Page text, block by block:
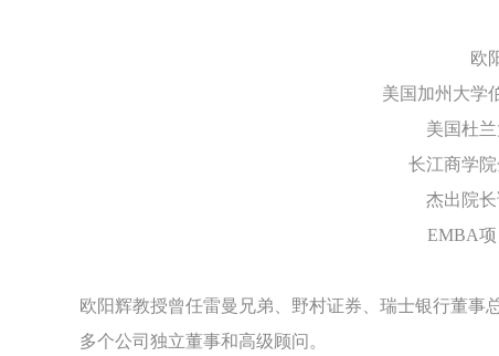
欧
美国加州大学
美国杜
长江商学
杰出院
EMBA
欧阳辉教授曾任雷曼兄弟、野村证券、瑞士银行董
多个公司独立董事和高级顾问。